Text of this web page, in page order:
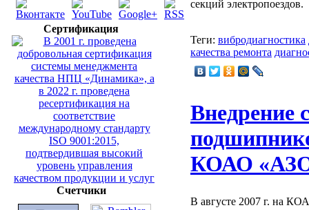
Сертификация
Счетчики
секций электропоездов.
Теги: вибродиагностика
качества ремонта
Внедрение
КОАО
В августе 2007 г. на